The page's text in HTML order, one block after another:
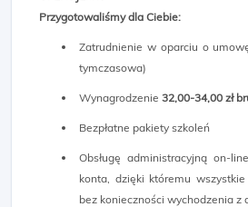
Przygotowaliśmy dla Ciebie:
Zatrudnienie w oparciu o
tymczasowa)
Wynagrodzenie 32,00-34,00 zł
Bezpłatne pakiety szkoleń
Obsługę administracyjną on-
konta, dzięki któremu
bez konieczności wychodzenia z